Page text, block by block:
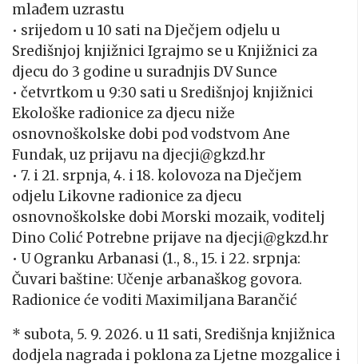
mlađem uzrastu
• srijedom u 10 sati na Dječjem odjelu u
Središnjoj knjižnici Igrajmo se u Knjižnici za
djecu do 3 godine u suradnjis DV Sunce
• četvrtkom u 9:30 sati u Središnjoj knjižnici
Ekološke radionice za djecu niže
osnovnoškolske dobi pod vodstvom Ane
Fundak, uz prijavu na djecji@gkzd.hr
• 7. i 21. srpnja, 4. i 18. kolovoza na Dječjem
odjelu Likovne radionice za djecu
osnovnoškolske dobi Morski mozaik, voditelj
Dino Colić Potrebne prijave na djecji@gkzd.hr
• U Ogranku Arbanasi (1., 8., 15. i 22. srpnja:
Čuvari baštine: Učenje arbanaškog govora.
Radionice će voditi Maximiljana Barančić
* subota, 5. 9. 2026. u 11 sati, Središnja knjižnica
dodjela nagrada i poklona za Ljetne mozgalice i